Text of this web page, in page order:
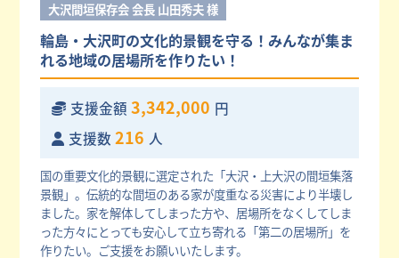
大沢間垣保存会 会長 山田秀夫 様
輪島・大沢町の文化的景観を守る！みんなが集ま
れる地域の居場所を作りたい！
支援金額 3,342,000 円
支援数 216 人
国の重要文化的景観に選定された「大沢・上大沢の間垣集落
景観」。伝統的な間垣のある家が度重なる災害により半壊し
ました。家を解体してしまった方や、居場所をなくしてしま
った方々にとっても安心して立ち寄れる「第二の居場所」を
作りたい。ご支援をお願いいたします。